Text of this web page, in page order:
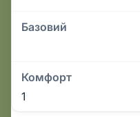
Базовий
Комфорт
1